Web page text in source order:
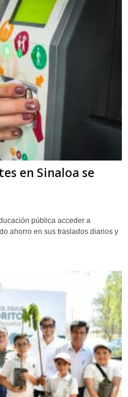
en Sinaloa se
pública acceder a
ahorro en sus traslados diarios y